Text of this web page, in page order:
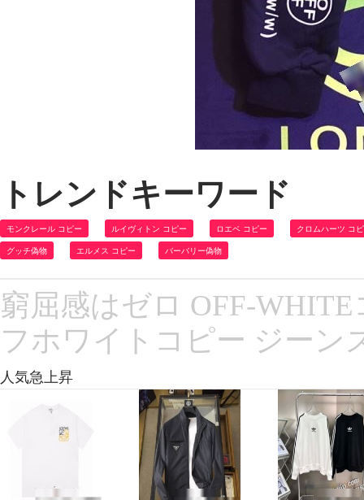
トレンドキーワード
モンクレール コピー ルイヴィトン コピー ロエベ コピー クロムハーツ コ
グッチ偽物 エルメス コピー バーバリー偽物
窮屈感はゼロ OFF-
フホワイトコピー ジーン
人気急上昇